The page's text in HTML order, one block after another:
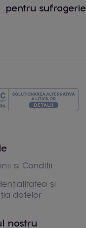
pentru sufragerie
si Conditii
și
datelor
nostru